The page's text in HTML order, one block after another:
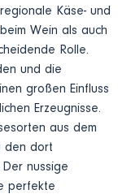
Käse- und
Wein als auch
Rolle.
und die
großen Einfluss
Erzeugnisse.
aus dem
den dort
nussige
perfekte